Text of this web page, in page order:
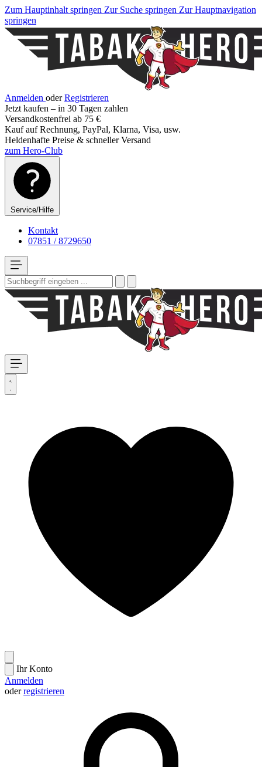
Zum Hauptinhalt springen Zur Suche springen Zur Hauptnavigation
springen
Anmelden oder Registrieren
Jetzt kaufen – in 30 Tagen zahlen
Versandkostenfrei ab 75 €
Kauf auf Rechnung, PayPal, Klarna, Visa, usw.
Heldenhafte Preise & schneller Versand
zum Hero-Club
Service/Hilfe
Kontakt
07851 / 8729650
Ihr Konto
Anmelden
oderregistrieren